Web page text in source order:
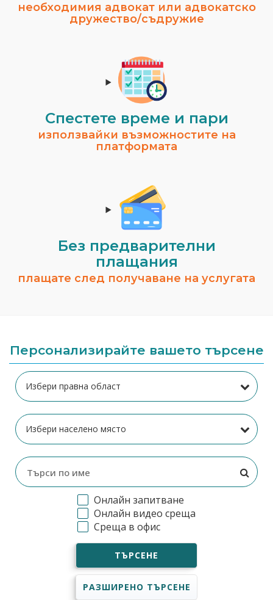
необходимия адвокат или адвокатско
дружество/съдружие
Спестeте време и пари
използвайки възможностите на
платформата
Без предварителни
плащания
плащате след получаване на услугата
Персонализирайте вашето търсене
Онлайн запитване
Онлайн видео среща
Среща в офис
ТЪРСЕНЕ
РАЗШИРЕНО ТЪРСЕНЕ